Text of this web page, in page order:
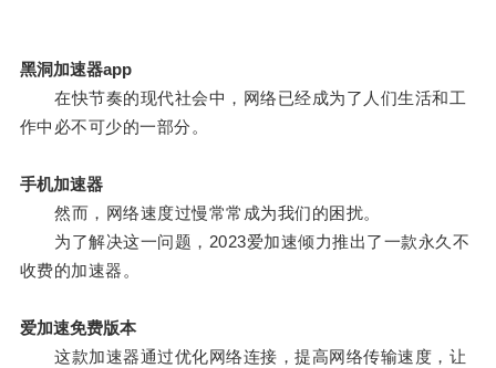
黑洞加速器app
在快节奏的现代社会中，网络已经成为了人们生活和工
作中必不可少的一部分。
手机加速器
然而，网络速度过慢常常成为我们的困扰。
为了解决这一问题，2023爱加速倾力推出了一款永久不
收费的加速器。
爱加速免费版本
这款加速器通过优化网络连接，提高网络传输速度，让